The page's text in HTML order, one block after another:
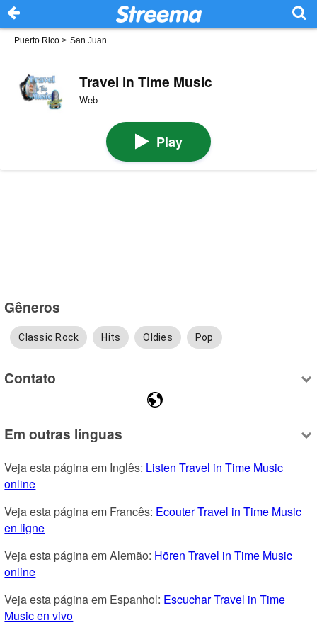
Puerto Rico > San Juan
Travel in Time Music
Web
Play
Gêneros
Classic Rock Hits Oldies Pop
Contato
Em outras línguas
Veja esta página em Inglês: Listen Travel in Time Music
online
Veja esta página em Francês: Ecouter Travel in Time Music
en ligne
Veja esta página em Alemão: Hören Travel in Time Music
online
Veja esta página em Espanhol: Escuchar Travel in Time
Music en vivo